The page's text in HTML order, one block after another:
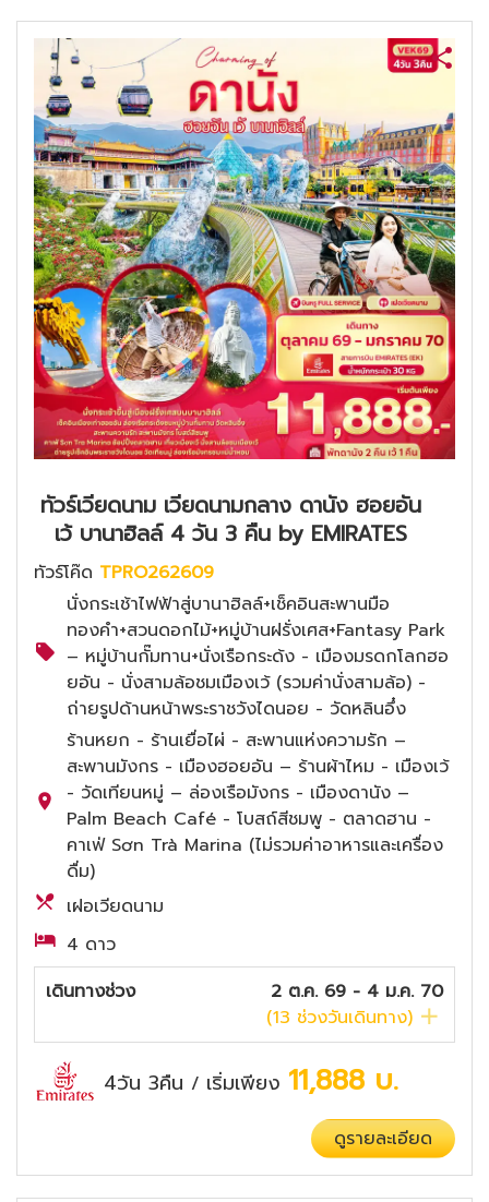
ทัวร์เวียดนาม เวียดนามกลาง ดานัง ฮอยอัน
เว้ บานาฮิลล์ 4 วัน 3 คืน by EMIRATES
ทัวร์โค๊ด TPRO262609
นั่งกระเช้าไฟฟ้าสู่บานาฮิลล์+เช็คอินสะพานมือ
ทองคำ+สวนดอกไม้+หมู่บ้านฝรั่งเศส+Fantasy Park
– หมู่บ้านกั๊มทาน+นั่งเรือกระด้ง - เมืองมรดกโลกฮอ
ยอัน - นั่งสามล้อชมเมืองเว้ (รวมค่านั่งสามล้อ) -
ถ่ายรูปด้านหน้าพระราชวังไดนอย - วัดหลินอึ๋ง
ร้านหยก - ร้านเยื่อไผ่ - สะพานแห่งความรัก –
สะพานมังกร - เมืองฮอยอัน – ร้านผ้าไหม - เมืองเว้
- วัดเทียนหมู่ – ล่องเรือมังกร - เมืองดานัง –
Palm Beach Café - โบสถ์สีชมพู - ตลาดฮาน -
คาเฟ่ Sơn Trà Marina (ไม่รวมค่าอาหารและเครื่อง
ดื่ม)
เฝอเวียดนาม
4 ดาว
เดินทางช่วง
2 ต.ค. 69 - 4 ม.ค. 70
(13 ช่วงวันเดินทาง)
4วัน 3คืน / เริ่มเพียง 11,888 บ.
ดูรายละเอียด